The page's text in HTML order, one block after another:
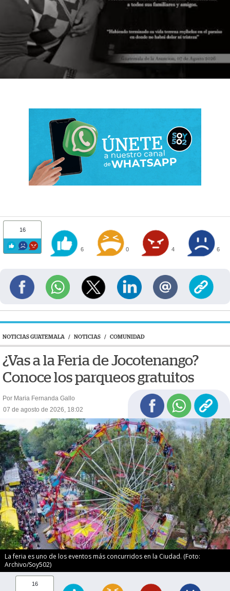
16
6 0 4 6
NOTICIAS GUATEMALA / NOTICIAS / COMUNIDAD
¿Vas a la Feria de Jocotenango?
Conoce los parqueos gratuitos
Por Maria Fernanda Gallo
07 de agosto de 2026, 18:02
La feria es uno de los eventos más concurridos en la Ciudad. (Foto:
Archivo/Soy502)
16